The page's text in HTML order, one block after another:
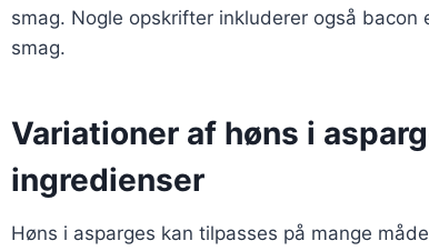
smag. Nogle opskrifter inkluderer også
smag.
Variationer af høns i
ingredienser
Høns i asparges kan tilpasses på mange